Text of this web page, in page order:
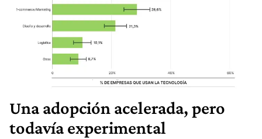
Una adopción acelerada, pero
todavía experimental